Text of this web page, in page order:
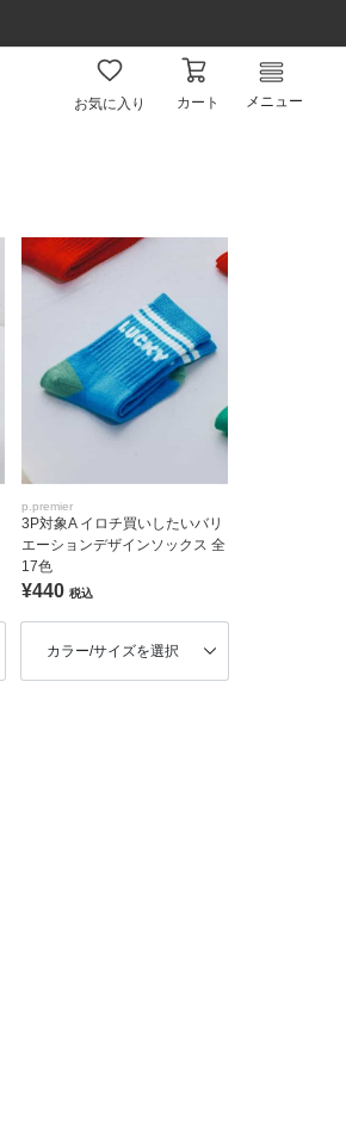
お気に入り カート メニュー
p.premier
3P対象A イロチ買いしたいバリ
エーションデザインソックス 全
17色
¥440税込
カラー/サイズを選択